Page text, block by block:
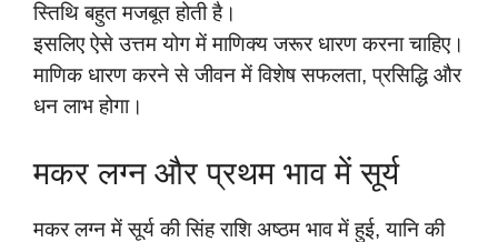
स्तिथि बहुत मजबूत होती है।
इसलिए ऐसे उत्तम योग में माणिक्य जरूर धारण करना चाहिए।
माणिक धारण करने से जीवन में विशेष सफलता, प्रसिद्धि और
धन लाभ होगा।
मकर लग्न और प्रथम भाव में सूर्य
मकर लग्न में सूर्य की सिंह राशि अष्ठम भाव में हुई, यानि की